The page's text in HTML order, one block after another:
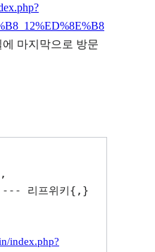
에 마지막으로 방문
index.php?